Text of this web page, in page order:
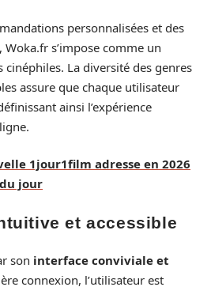
personnalisées et des
s’impose comme un
La diversité des genres
assure que chaque utilisateur
ainsi l’expérience
1jour1film adresse en 2026
jour
et accessible
son interface conviviale et
connexion, l’utilisateur est